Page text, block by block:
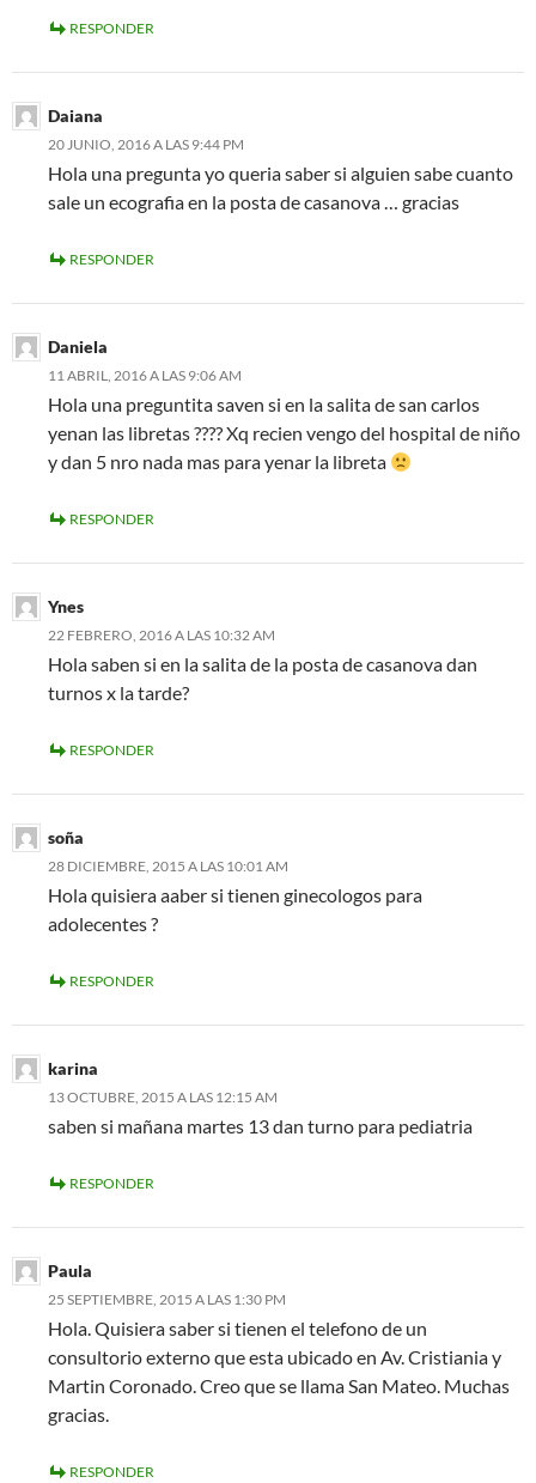
RESPONDER
Daiana
20 JUNIO, 2016 A LAS 9:44 PM
Hola una pregunta yo queria saber si alguien sabe cuanto
sale un ecografia en la posta de casanova … gracias
RESPONDER
Daniela
11 ABRIL, 2016 A LAS 9:06 AM
Hola una preguntita saven si en la salita de san carlos
yenan las libretas ???? Xq recien vengo del hospital de niño
y dan 5 nro nada mas para yenar la libreta
RESPONDER
Ynes
22 FEBRERO, 2016 A LAS 10:32 AM
Hola saben si en la salita de la posta de casanova dan
turnos x la tarde?
RESPONDER
soña
28 DICIEMBRE, 2015 A LAS 10:01 AM
Hola quisiera aaber si tienen ginecologos para
adolecentes ?
RESPONDER
karina
13 OCTUBRE, 2015 A LAS 12:15 AM
saben si mañana martes 13 dan turno para pediatria
RESPONDER
Paula
25 SEPTIEMBRE, 2015 A LAS 1:30 PM
Hola. Quisiera saber si tienen el telefono de un
consultorio externo que esta ubicado en Av. Cristiania y
Martin Coronado. Creo que se llama San Mateo. Muchas
gracias.
RESPONDER